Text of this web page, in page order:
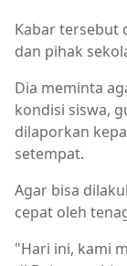
Kabar tersebut
dan pihak
Dia meminta
kondisi siswa,
dilaporkan
setempat.
Agar bisa
cepat oleh
"Hari ini, kami